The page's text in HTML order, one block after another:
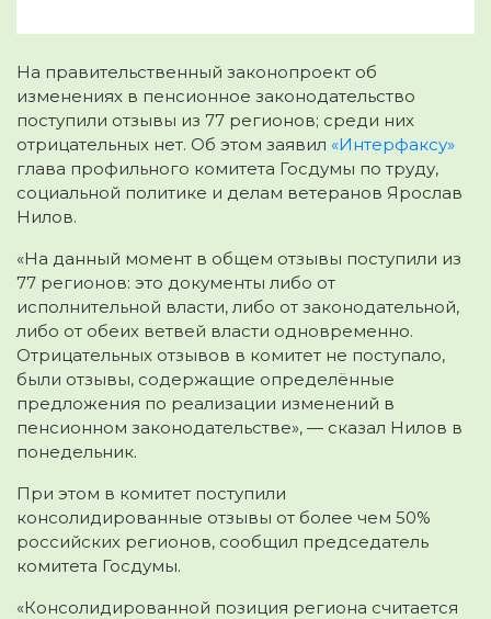
На правительственный законопроект об
изменениях в пенсионное законодательство
поступили отзывы из 77 регионов; среди них
отрицательных нет. Об этом заявил «Интерфаксу»
глава профильного комитета Госдумы по труду,
социальной политике и делам ветеранов Ярослав
Нилов.
«На данный момент в общем отзывы поступили из
77 регионов: это документы либо от
исполнительной власти, либо от законодательной,
либо от обеих ветвей власти одновременно.
Отрицательных отзывов в комитет не поступало,
были отзывы, содержащие определённые
предложения по реализации изменений в
пенсионном законодательстве», — сказал Нилов в
понедельник.
При этом в комитет поступили
консолидированные отзывы от более чем 50%
российских регионов, сообщил председатель
комитета Госдумы.
«Консолидированной позиция региона считается